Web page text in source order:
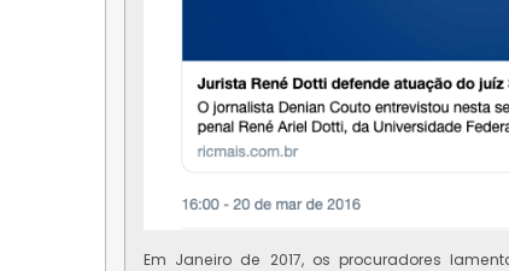
Em Janeiro de 2017, os procuradores